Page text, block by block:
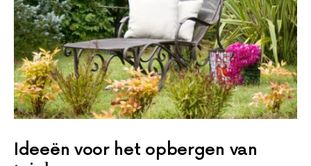
Ideeën voor het opbergen van